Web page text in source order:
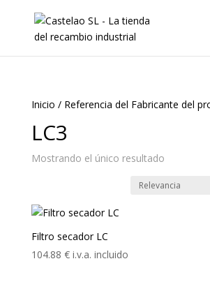
Inicio / Referencia del Fabricante del
LC3
Mostrando el único resultado
Filtro secador LC
104.88 € i.v.a. incluido